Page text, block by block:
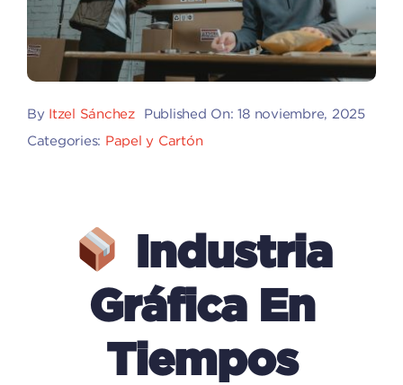
By Itzel Sánchez
Published On: 18 noviembre, 2025
Categories: Papel y Cartón
Industria
Gráfica En
Tiempos